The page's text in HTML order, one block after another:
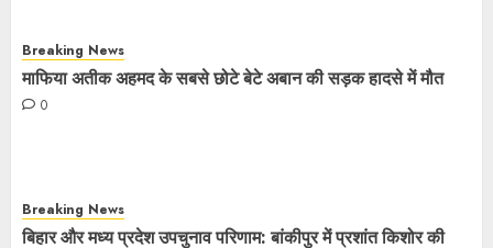
Breaking News
माफिया अतीक अहमद के सबसे छोटे बेटे अबान की सड़क हादसे में मौत
0
Breaking News
बिहार और मध्य प्रदेश उपचुनाव परिणाम: बांकीपुर में प्रशांत किशोर की